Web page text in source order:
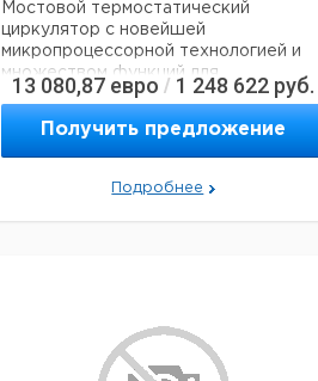
Мостовой термостатический
циркулятор с новейшей
микропроцессорной технологией и
множеством функций для
программирования и информации для
очень глубоких ванн
Графический ЖК-дисплей с
подсветкой с высоким разрешением
и различными режимами дисплея
светодиодный индикатор
Дополнительная клавиша Tmax для
Командная консоль может быть
13 080,87евро / 1 248 622 руб.
Получить предложение
Подробнее